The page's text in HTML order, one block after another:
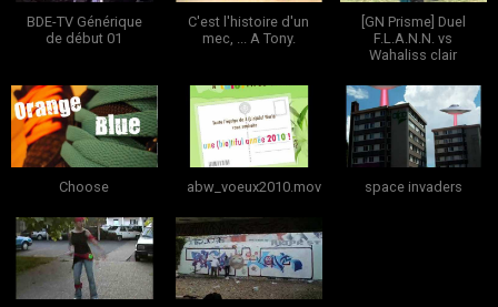
BDE-TV Générique
de début 01
C'est l'histoire d'un
mec, ... A Tony.
[GN Prisme] Duel
F.L.A.N.N. vs
Wahaliss clair
Choose abw_voeux2010.mov space invaders